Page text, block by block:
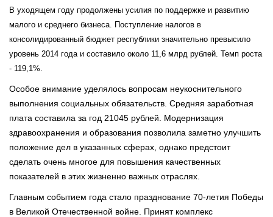
В уходящем году продолжены усилия по поддержке и развитию
малого и среднего бизнеса. Поступление налогов в
консолидированный бюджет республики значительно превысило
уровень 2014 года и составило около 11,6 млрд рублей. Темп роста
- 119,1%.
Особое внимание уделялось вопросам неукоснительного
выполнения социальных обязательств. Средняя заработная
плата составила за год 21045 рублей. Модернизация
здравоохранения и образования позволила заметно улучшить
положение дел в указанных сферах, однако предстоит
сделать очень многое для повышения качественных
показателей в этих жизненно важных отраслях.
Главным событием года стало празднование 70-летия Победы
в Великой Отечественной войне. Принят комплекс